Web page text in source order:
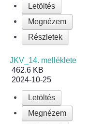
A helyi választási
Roma Nemzetiségi
Roma Nemzetiségi
Rendeletek
Polgármesteri
Letöltés
Megnézem
Részletek
JKV_14. melléklete
462.6 KB
2024-10-25
Letöltés
Megnézem